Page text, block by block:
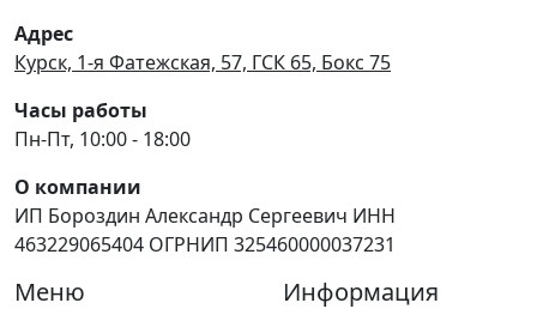
Адрес
Курск, 1-я Фатежская, 57, ГСК 65, Бокс 75
Часы работы
Пн-Пт, 10:00 - 18:00
О компании
ИП Бороздин Александр Сергеевич ИНН
463229065404 ОГРНИП 325460000037231
Меню Информация